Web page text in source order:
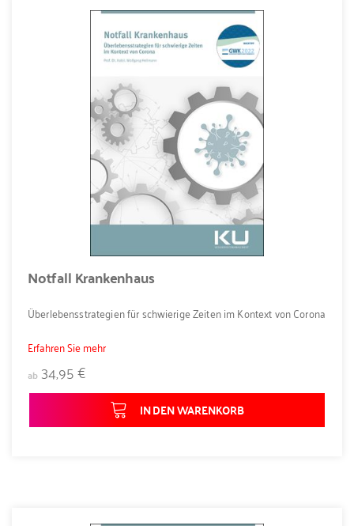
Notfall Krankenhaus
Überlebensstrategien für schwierige Zeiten im Kontext von Corona
Erfahren Sie mehr
ab 34,95 €
IN DEN WARENKORB